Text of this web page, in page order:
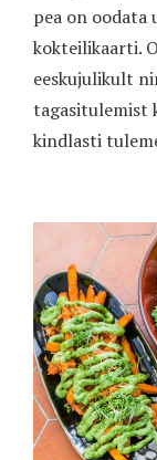
pea on oodata
kokteilikaarti.
eeskujulikult
tagasitulemist
kindlasti